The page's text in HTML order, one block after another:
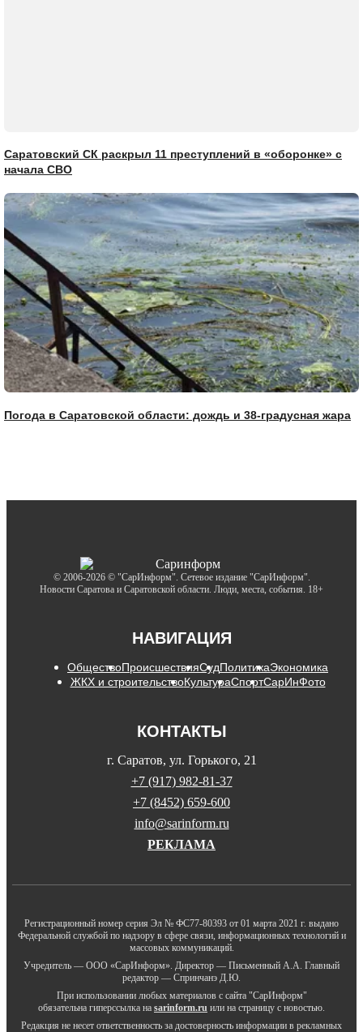
Саратовский СК раскрыл 11 преступлений в «оборонке» с
начала СВО
Погода в Саратовской области: дождь и 38-градусная жара
© 2006-2026 © "СарИнформ". Сетевое издание "СарИнформ".
Новости Саратова и Саратовской области. Люди, места, события. 18+
НАВИГАЦИЯ
ОбществоПроисшествияСудПолитикаЭкономика
ЖКХ и строительствоКультураСпортСарИнФото
КОНТАКТЫ
г. Саратов, ул. Горького, 21
+7 (917) 982-81-37
+7 (8452) 659-600
info@sarinform.ru
РЕКЛАМА
Регистрационный номер серия Эл № ФС77-80393 от 01 марта 2021 г. выдано
Федеральной службой по надзору в сфере связи, информационных технологий и
массовых коммуникаций.
Учредитель — ООО «СарИнформ». Директор — Письменный А.А. Главный
редактор — Спринчанэ Д.Ю.
При использовании любых материалов с сайта "СарИнформ"
обязательна гиперссылка на sarinform.ru или на страницу с новостью.
Редакция не несет ответственность за достоверность информации в рекламных